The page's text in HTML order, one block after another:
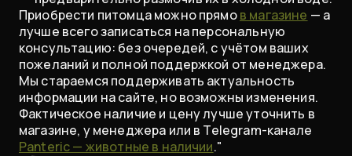
Приобрести питомца можно прямов магазине — а
лучше всего записаться на персональную
консультацию: без очередей, с учётом ваших
пожеланий и полной поддержкой от менеджера.
Мы стараемся поддерживать актуальность
информации на сайте, но возможны изменения.
Фактическое наличие и цену лучше уточнить в
магазине, у менеджера или в Telegram-канале
Panteric — животные в наличии."